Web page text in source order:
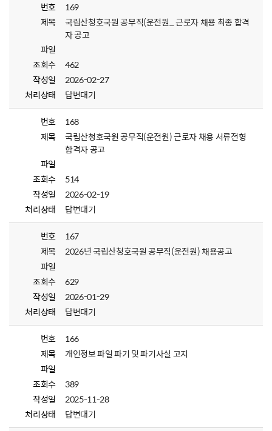
번호
169
제목
국립산청호국원 공무직(운전원_ 근로자 채용 최종 합격
자 공고
파일
조회수
462
작성일
2026-02-27
처리상태
답변대기
번호
168
제목
국립산청호국원 공무직(운전원) 근로자 채용 서류전형
합격자 공고
파일
조회수
514
작성일
2026-02-19
처리상태
답변대기
번호
167
제목
2026년 국립산청호국원 공무직(운전원) 채용공고
파일
조회수
629
작성일
2026-01-29
처리상태
답변대기
번호
166
제목
개인정보 파일 파기 및 파기사실 고지
파일
조회수
389
작성일
2025-11-28
처리상태
답변대기